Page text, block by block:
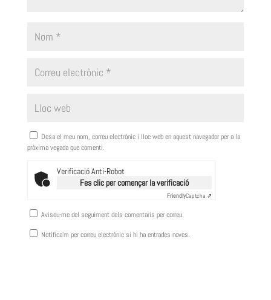
Desa el meu nom, correu electrònic i lloc web en aquest navegador per a la
pròxima vegada que comenti.
Verificació Anti-Robot
Fes clic per començar la verificació
FriendlyCaptcha ⇗
Aviseu-me del seguiment dels comentaris per correu.
Notifica'm per correu electrònic si hi ha entrades noves.